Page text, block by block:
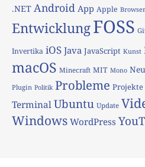
.NET Android App Apple Browser
EntwicklungFOSS
Invertika iOS Java JavaScript Kunst
macOS Minecraft MIT Mono
Plugin Politik Probleme Projekte
TerminalUbuntu Update
Windows WordPress